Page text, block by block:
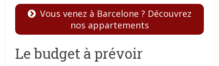
Vous venez à Barcelone ? Découvrez
nos appartements
Le budget à prévoir